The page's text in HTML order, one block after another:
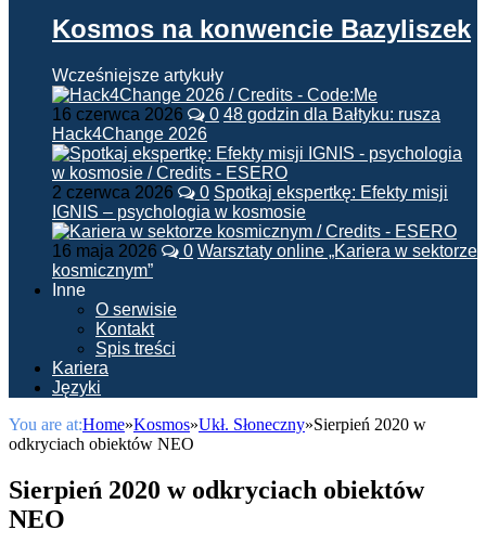
Kosmos na konwencie Bazyliszek
Wcześniejsze artykuły
16 czerwca 2026 0 48 godzin dla Bałtyku: rusza
Hack4Change 2026
2 czerwca 2026 0 Spotkaj ekspertkę: Efekty misji
IGNIS – psychologia w kosmosie
16 maja 2026 0 Warsztaty online „Kariera w sektorze
kosmicznym”
Inne
O serwisie
Kontakt
Spis treści
Kariera
Języki
You are at:Home»Kosmos»Ukł. Słoneczny»Sierpień 2020 w
odkryciach obiektów NEO
Sierpień 2020 w odkryciach obiektów
NEO